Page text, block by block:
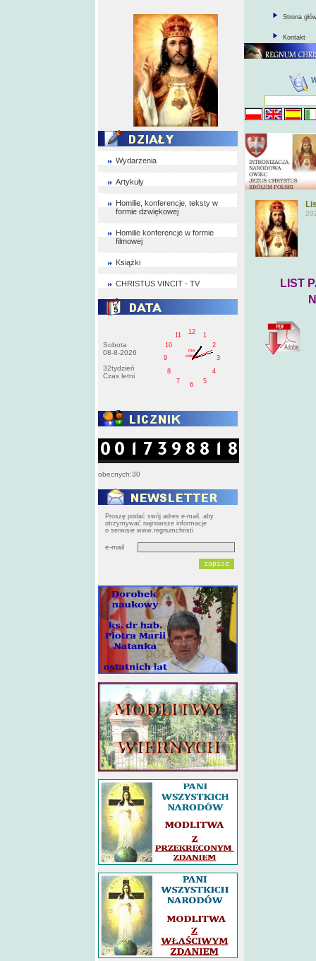
Wydarzenia
Artykuły
Homilie, konferencje, teksty w
formie dzwiękowej
Homilie konferencje w formie
filmowej
Książki
CHRISTUS VINCIT - TV
Sobota
08-8-2026
32tydzień
Czas letni
1
2
3
4
5
6
7
8
9
10
11
12
PM
sobota
obecnych:30
Proszę podać swój adres e-mail, aby
otrzymywać najnowsze informacje
o serwisie www.regnumchristi
e-mail
Strona
Kontakt
L IST
NA